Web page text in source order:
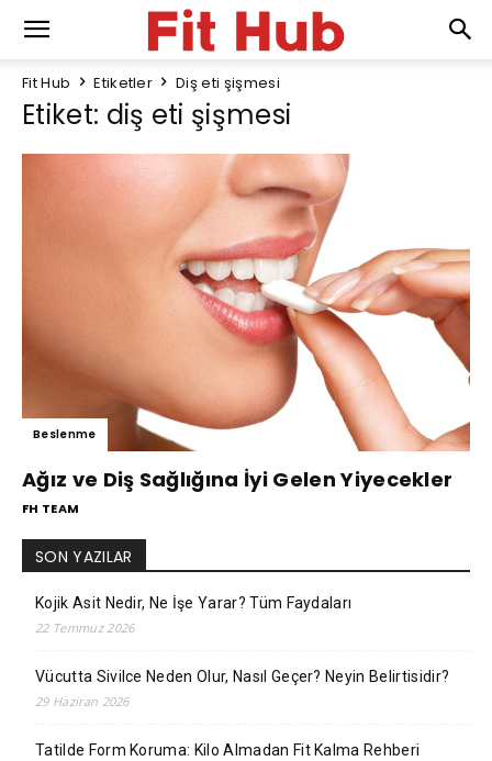
Fit Hub Etiketler Diş eti şişmesi
Etiket: diş eti şişmesi
Beslenme
Ağız ve Diş Sağlığına İyi Gelen Yiyecekler
FH TEAM
SON YAZILAR
Kojik Asit Nedir, Ne İşe Yarar? Tüm Faydaları
22 Temmuz 2026
Vücutta Sivilce Neden Olur, Nasıl Geçer? Neyin Belirtisidir?
29 Haziran 2026
Tatilde Form Koruma: Kilo Almadan Fit Kalma Rehberi